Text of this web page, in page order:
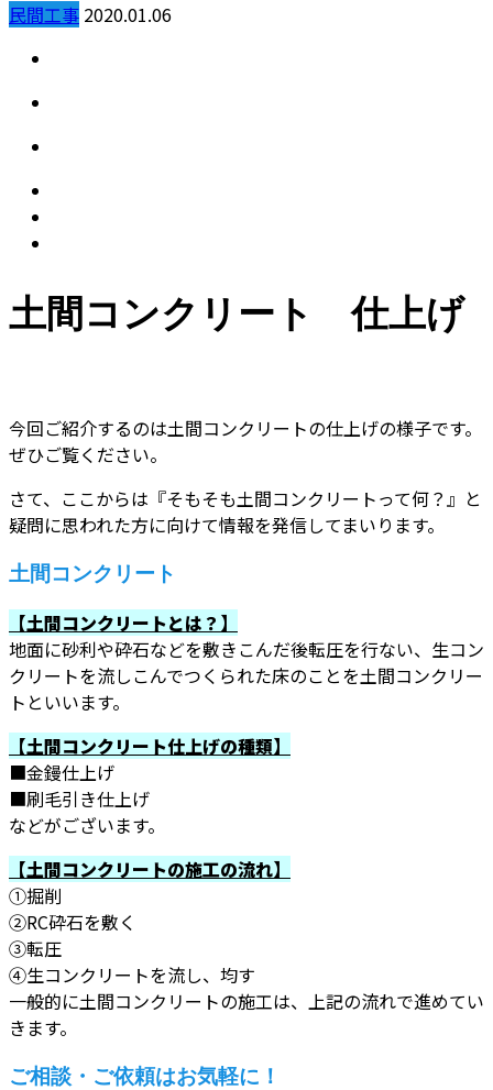
民間工事 2020.01.06
土間コンクリート 仕上げ
今回ご紹介するのは土間コンクリートの仕上げの様子です。
ぜひご覧ください。
さて、ここからは『そもそも土間コンクリートって何？』と
疑問に思われた方に向けて情報を発信してまいります。
土間コンクリート
【土間コンクリートとは？】
地面に砂利や砕石などを敷きこんだ後転圧を行ない、生コン
クリートを流しこんでつくられた床のことを土間コンクリー
トといいます。
【土間コンクリート仕上げの種類】
■金鏝仕上げ
■刷毛引き仕上げ
などがございます。
【土間コンクリートの施工の流れ】
①掘削
②RC砕石を敷く
③転圧
④生コンクリートを流し、均す
一般的に土間コンクリートの施工は、上記の流れで進めてい
きます。
ご相談・ご依頼はお気軽に！